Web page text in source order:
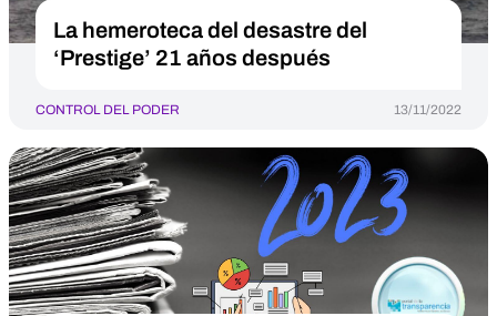
La hemeroteca del desastre del
‘Prestige’ 21 años después
CONTROL DEL PODER 13/11/2022